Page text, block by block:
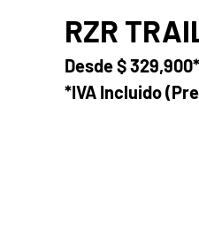
RZR
Desde$
*IVA Incluido